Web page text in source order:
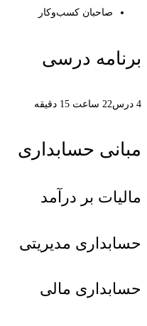
صاحبان کسب‌وکار
برنامه درسی
4 درس 22 ساعت 15 دقیقه
مبانی حسابداری
مالیات بر درآمد
حسابداری مدیریتی
حسابداری مالی